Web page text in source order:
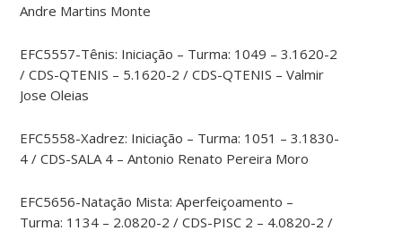
Andre Martins Monte
EFC5557-Tênis: Iniciação – Turma: 1049 – 3.1620-2
/ CDS-QTENIS – 5.1620-2 / CDS-QTENIS – Valmir
Jose Oleias
EFC5558-Xadrez: Iniciação – Turma: 1051 – 3.1830-
4 / CDS-SALA 4 – Antonio Renato Pereira Moro
EFC5656-Natação Mista: Aperfeiçoamento –
Turma: 1134 – 2.0820-2 / CDS-PISC 2 – 4.0820-2 /